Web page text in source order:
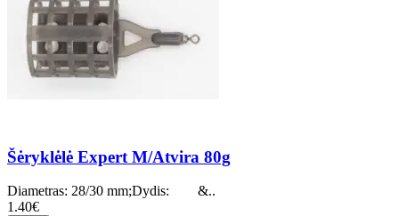
Šėryklėlė Expert M/Atvira 80g
Diametras: 28/30 mm;Dydis: &..
1.40€